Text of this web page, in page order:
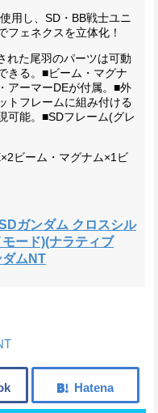
用し、SD・BB戦士ユニ
フェネクスを立体化！
れた尾羽のパーツは可動
きる。 ■ビーム・マグナ
アーマーDEが付属。 ■外
トフレームに組み付ける
可能。 ■SDフレーム(グレ
ビーム・マグナム×1 ビ
ガンダム クロスシル
ード)(ナラティブ
ダムNT